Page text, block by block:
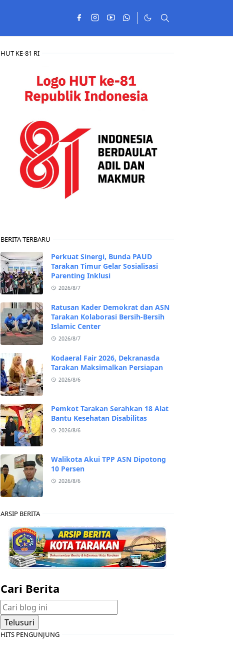
HUT KE-81 RI
BERITA TERBARU
Perkuat Sinergi, Bunda PAUD
Tarakan Timur Gelar Sosialisasi
Parenting Inklusi
2026/8/7
Ratusan Kader Demokrat dan ASN
Tarakan Kolaborasi Bersih-Bersih
Islamic Center
2026/8/7
Kodaeral Fair 2026, Dekranasda
Tarakan Maksimalkan Persiapan
2026/8/6
Pemkot Tarakan Serahkan 18 Alat
Bantu Kesehatan Disabilitas
2026/8/6
Walikota Akui TPP ASN Dipotong
10 Persen
2026/8/6
ARSIP BERITA
Cari Berita
HITS PENGUNJUNG